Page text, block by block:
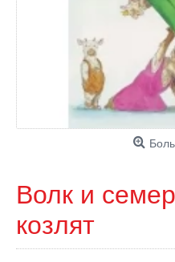
Волк и
козлят